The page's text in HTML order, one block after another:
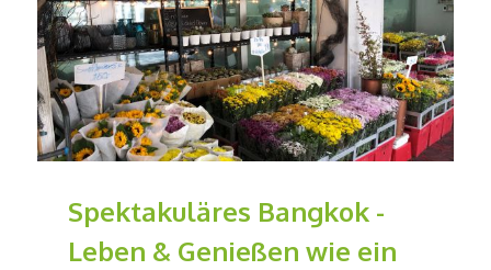
Spektakuläres Bangkok -
Leben & Genießen wie ein